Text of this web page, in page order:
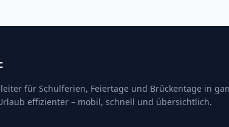
für Schulferien, Feiertage und Brückentage in
effizienter – mobil, schnell und übersichtlich.